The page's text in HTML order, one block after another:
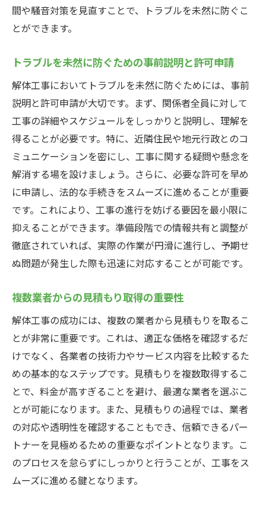
迅速な意思決定プロセスの構築
リアルタイムデータを活用した現場効率の
工法選定による作業時間の短縮
安全対策と効率化の両立方法
緊急時の柔軟なスケジュール変更技術
解体工事で使用する最新の効率化ツール紹介
施工管理ソフトウェアの活用による業務効
率化
ドローン技術を用いた現場監視の新時代
AI解析による現場データの活用法
クラウドサービスを用いたデータ共有の利
点
モバイルアプリでの作業員管理強化
効率的な解体工事のためのチームワークの重要
性
協力的な職場環境の構築方法
チーム全体での目標設定と進捗管理
問題解決能力を高めるためのワークショッ
プ
パートナーシップを強化するための活動
チームの士気を高めるイベントの企画
透明性のある評価システムの導入
解体工事を成功に導くためのポイントと注意点
間や騒音対策を見直すことで、トラブルを未然に防ぐこ
とができます。
トラブルを未然に防ぐための事前説明と許可申請
解体工事においてトラブルを未然に防ぐためには、事前
説明と許可申請が大切です。まず、関係者全員に対して
工事の詳細やスケジュールをしっかりと説明し、理解を
得ることが必要です。特に、近隣住民や地元行政とのコ
ミュニケーションを密にし、工事に関する疑問や懸念を
解消する場を設けましょう。さらに、必要な許可を早め
に申請し、法的な手続きをスムーズに進めることが重要
です。これにより、工事の進行を妨げる要因を最小限に
抑えることができます。準備段階での情報共有と調整が
徹底されていれば、実際の作業が円滑に進行し、予期せ
ぬ問題が発生した際も迅速に対応することが可能です。
複数業者からの見積もり取得の重要性
解体工事の成功には、複数の業者から見積もりを取るこ
とが非常に重要です。これは、適正な価格を確認するだ
けでなく、各業者の技術力やサービス内容を比較するた
めの基本的なステップです。見積もりを複数取得するこ
とで、料金が高すぎることを避け、最適な業者を選ぶこ
とが可能になります。また、見積もりの過程では、業者
の対応や透明性を確認することもでき、信頼できるパー
トナーを見極めるための重要なポイントとなります。こ
のプロセスを怠らずにしっかりと行うことが、工事をス
ムーズに進める鍵となります。